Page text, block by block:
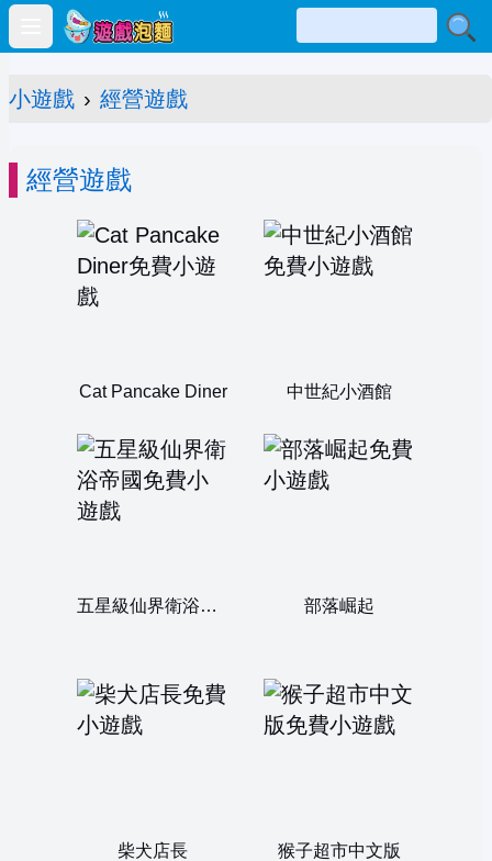
Open main menu
小遊戲 › 經營遊戲
經營遊戲
Cat Pancake Diner 中世紀小酒館
五星級仙界衛浴帝國 部落崛起
柴犬店長 猴子超市中文版